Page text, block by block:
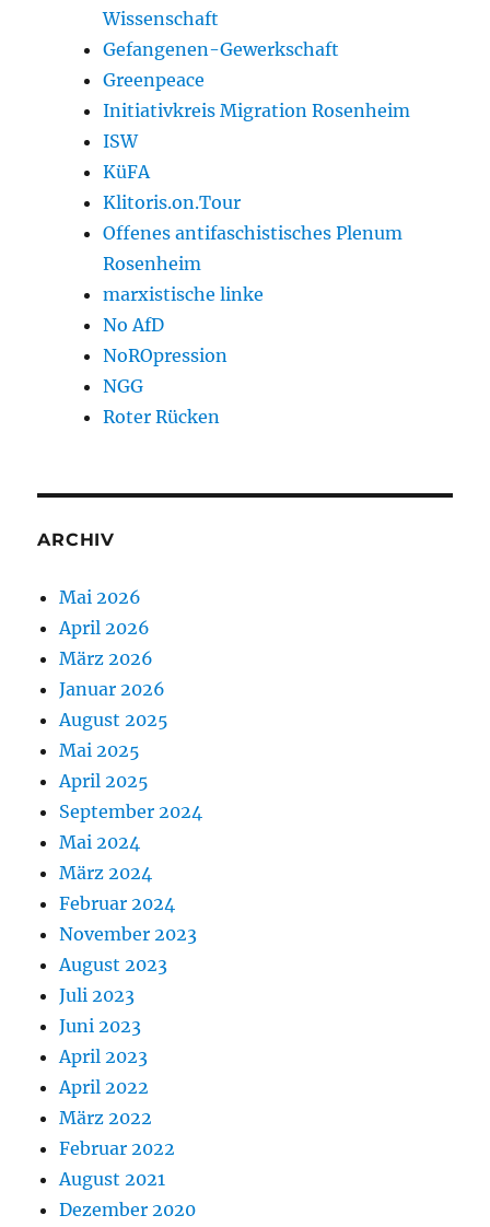
Wissenschaft
Gefangenen-Gewerkschaft
Greenpeace
Initiativkreis Migration Rosenheim
ISW
KüFA
Klitoris.on.Tour
Offenes antifaschistisches Plenum
Rosenheim
marxistische linke
No AfD
NoROpression
NGG
Roter Rücken
ARCHIV
Mai 2026
April 2026
März 2026
Januar 2026
August 2025
Mai 2025
April 2025
September 2024
Mai 2024
März 2024
Februar 2024
November 2023
August 2023
Juli 2023
Juni 2023
April 2023
April 2022
März 2022
Februar 2022
August 2021
Dezember 2020